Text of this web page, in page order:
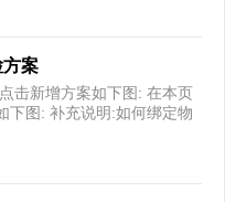
方案
击新增方案如下图: 在本页
下图: 补充说明:如何绑定物